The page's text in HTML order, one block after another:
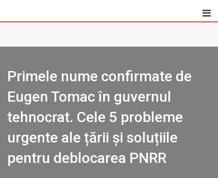
Primele nume confirmate de
Eugen Tomac în guvernul
tehnocrat. Cele 5 probleme
urgente ale țării și soluțiile
pentru deblocarea PNRR